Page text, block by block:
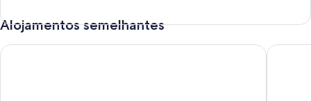
Alojamentos semelhantes
Apartamento Praiamar T1 bem